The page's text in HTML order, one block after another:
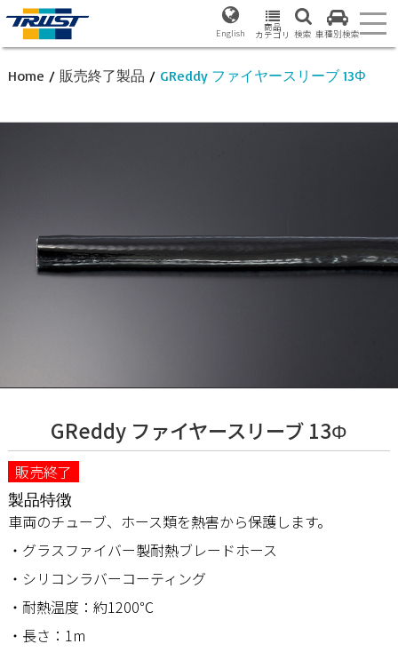
English 商品
カテゴリ 検索 車種別検索
Home / 販売終了製品 / GReddy ファイヤースリーブ 13Φ
GReddy ファイヤースリーブ 13Φ
販売終了
製品特徴
車両のチューブ、ホース類を熱害から保護します。
・グラスファイバー製耐熱ブレードホース
・シリコンラバーコーティング
・耐熱温度：約1200℃
・長さ：1m